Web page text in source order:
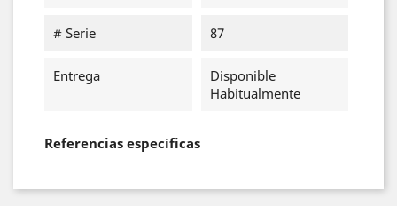
# Serie 87
Entrega
Disponible
Habitualmente
Referencias específicas